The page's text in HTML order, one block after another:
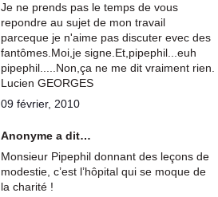
Je ne prends pas le temps de vous
repondre au sujet de mon travail
parceque je n'aime pas discuter evec des
fantômes.Moi,je signe.Et,pipephil...euh
pipephil.....Non,ça ne me dit vraiment rien.
Lucien GEORGES
09 février, 2010
Anonyme a dit…
Monsieur Pipephil donnant des leçons de
modestie, c’est l’hôpital qui se moque de
la charité !